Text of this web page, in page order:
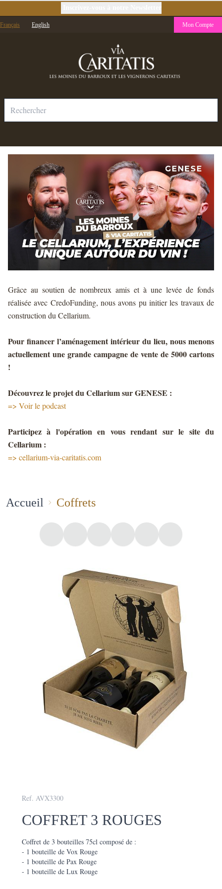
Français English Mon Compte
Grâce au soutien de nombreux amis et à une levée de fonds
réalisée avec CredoFunding, nous avons pu initier les travaux de
construction du Cellarium.
Pour financer l’aménagement intérieur du lieu, nous menons
actuellement une grande campagne de vente de 5000 cartons
!
Découvrez le projet du Cellarium sur GENESE :
=> Voir le podcast
Participez à l'opération en vous rendant sur le site du
Cellarium :
=> cellarium-via-caritatis.com
Accueil Coffrets
Ref. AVX3300
COFFRET 3 ROUGES
Coffret de 3 bouteilles 75cl composé de :
- 1 bouteille de Vox Rouge
- 1 bouteille de Pax Rouge
- 1 bouteille de Lux Rouge